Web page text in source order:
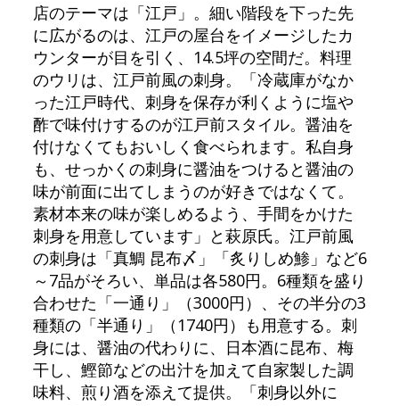
店のテーマは「江戸」。細い階段を下った先
に広がるのは、江戸の屋台をイメージしたカ
ウンターが目を引く、14.5坪の空間だ。料理
のウリは、江戸前風の刺身。「冷蔵庫がなか
った江戸時代、刺身を保存が利くように塩や
酢で味付けするのが江戸前スタイル。醤油を
付けなくてもおいしく食べられます。私自身
も、せっかくの刺身に醤油をつけると醤油の
味が前面に出てしまうのが好きではなくて。
素材本来の味が楽しめるよう、手間をかけた
刺身を用意しています」と萩原氏。江戸前風
の刺身は「真鯛 昆布〆」「炙りしめ鯵」など6
～7品がそろい、単品は各580円。6種類を盛り
合わせた「一通り」（3000円）、その半分の3
種類の「半通り」（1740円）も用意する。刺
身には、醤油の代わりに、日本酒に昆布、梅
干し、鰹節などの出汁を加えて自家製した調
味料、煎り酒を添えて提供。「刺身以外に